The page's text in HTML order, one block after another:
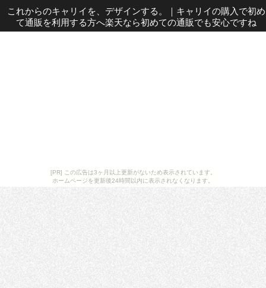
[PR] この広告は3ヶ月以上更新がないため表示されています。
ホームページを更新後24時間以内に表示されなくなります。
これからのキャリイを、デザインする。 ｜ キャリイの購入で初め
て通販を利用する方へ楽天なら初めての通販でも安心ですね